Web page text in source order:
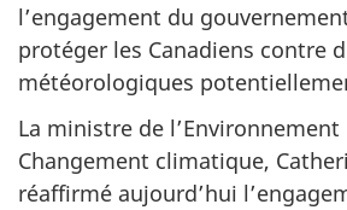
l’engagement du
protéger les Canadiens contre
météorologiques
La ministre de l’Environnement
Changement climatique,
réaffirmé aujourd’hui